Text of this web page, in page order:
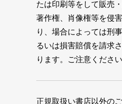
たは印刷等をして販売
著作権、肖像権等を侵
り、場合によっては刑
るいは損害賠償を請求
ります。ご注意ください
正規取扱い書店以外の